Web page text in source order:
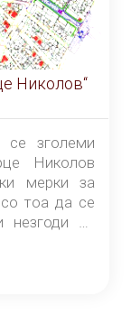
Николов“
зголеми
Николов
мерки за
тоа да се
незгоди на